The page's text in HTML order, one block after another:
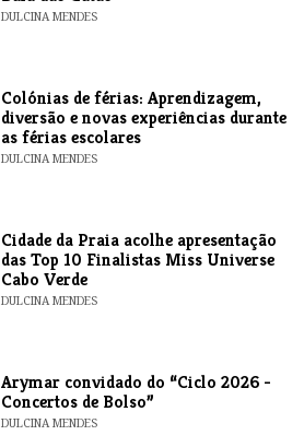
DULCINA MENDES
Colónias de férias: Aprendizagem,
diversão e novas experiências durante
as férias escolares
DULCINA MENDES
​Cidade da Praia acolhe apresentação
das Top 10 Finalistas Miss Universe
Cabo Verde
DULCINA MENDES
​Arymar convidado do “Ciclo 2026 -
Concertos de Bolso”
DULCINA MENDES